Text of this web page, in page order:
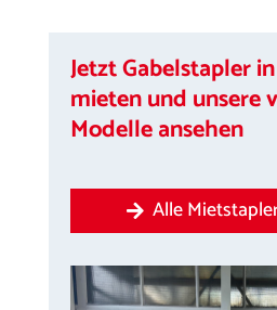
Jetzt Gabelstapler
mieten und unsere
Modelle ansehen
Alle